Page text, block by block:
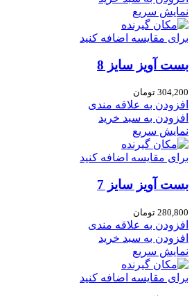
نمایش سریع
برای مقایسه اضافه کنید
بست آویز سایز 8
304,200 تومان
افزودن به علاقه مندی
افزودن به سبد خرید
نمایش سریع
برای مقایسه اضافه کنید
بست آویز سایز 7
280,800 تومان
افزودن به علاقه مندی
افزودن به سبد خرید
نمایش سریع
برای مقایسه اضافه کنید